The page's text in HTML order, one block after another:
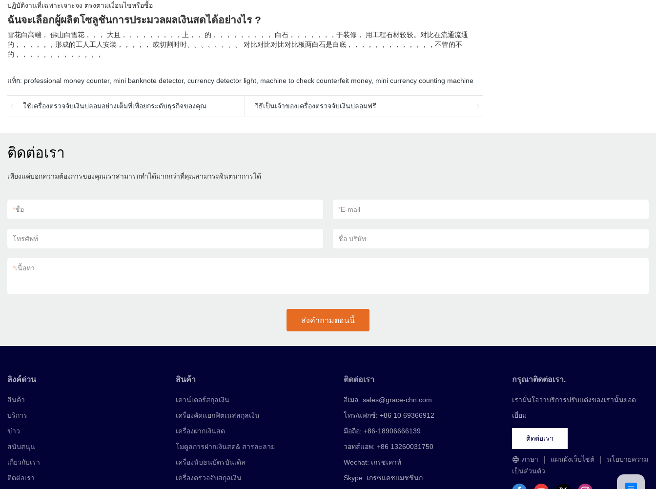
ปฏิบัติงานที่เฉพาะเจาะจง ตรงตามเงื่อนไขหรือซื้อ
ฉันจะเลือกผู้ผลิตโซลูชันการประมวลผลเงินสดได้อย่างไร ?
雪花白高端， 佛山白雪花，，， 大且，，，，，，，，，上，， 的，，，，，，，，， 白石，，，，，，，于装修， 用工程石材较较。对比在流通流通
的，，，，，，形成的工人工人安装，，，，， 或切割时时、、、、、、、、 对比对比对比对比板两白石是白底，，，，，，，，，，，，，不管的不
的，，，，，，，，，，，，，
แท็ก: professional money counter, mini banknote detector, currency detector light machine to check counterfeit money, mini currency counting machine
ใช้เครื่องตรวจจับเงินปลอมอย่างเต็มที่เพื่อยกระดับธุรกิจของคุณ วิธีเป็นเจ้าของเครื่องตรวจจับเงินปลอมฟรี
ติดต่อเรา
เพียงแค่บอกความต้องการของคุณเราสามารถทำได้มากกว่าที่คุณสามารถจินตนาการได้
*ชื่อ *E-mail
โทรศัพท์ ชื่อ บริษัท
*เนื้อหา
ส่งคำถามตอนนี้
ลิงค์ด่วน
สินค้า
บริการ
ข่าว
สนับสนุน
เกี่ยวกับเรา
ติดต่อเรา
สินค้า
เคาน์เตอร์สกุลเงิน
เครื่องคัดเเยกฟิตเนสสกุลเงิน
เครื่องฝากเงินสด
โมดูลการฝากเงินสด& สารละลาย
เครื่องนับธนบัตรบันเดิล
เครื่องตรวจจับสกุลเงิน
ติดต่อเรา
อีเมล:sales@grace-chn.com
โทร/แฟกซ์: +86 10 69366912
มือถือ: +86-18906666139
วอทส์แอพ: +86 13260031750
Wechat: เกรซเคาท์
Skype: เกรซแคชแมชชีนก
กรุณาติดต่อเรา.
เรามั่นใจว่าบริการปรับแต่งของเรานั้นยอด
เยี่ยม
ติดต่อเรา
ภาษา แผนผังเว็บไซต์
นโยบายความ
เป็นส่วนตัว